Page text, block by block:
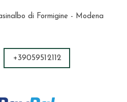
di Formigine - Modena
+39059512112